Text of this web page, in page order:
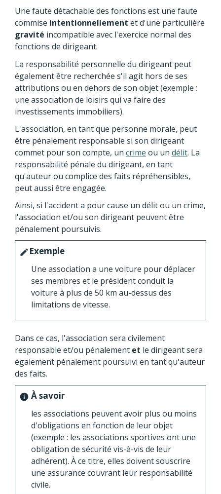
Une faute détachable des fonctions est une faute
commise intentionnellement et d'une particulière
gravité incompatible avec l'exercice normal des
fonctions de dirigeant.
La responsabilité personnelle du dirigeant peut
également être recherchée s'il agit hors de ses
attributions ou en dehors de son objet (exemple :
une association de loisirs qui va faire des
investissements immobiliers).
L'association, en tant que personne morale, peut
être pénalement responsable si son dirigeant
commet pour son compte, un crime ou un délit. La
responsabilité pénale du dirigeant, en tant
qu'auteur ou complice des faits répréhensibles,
peut aussi être engagée.
Ainsi, si l'accident a pour cause un délit ou un crime,
l'association et/ou son dirigeant peuvent être
pénalement poursuivis.
edit Exemple
Une association a une voiture pour déplacer
ses membres et le président conduit la
voiture à plus de 50 km au-dessus des
limitations de vitesse.
Dans ce cas, l'association sera civilement
responsable et/ou pénalement et le dirigeant sera
également pénalement poursuivi en tant qu'auteur
des faits.
info À savoir
les associations peuvent avoir plus ou moins
d'obligations en fonction de leur objet
(exemple : les associations sportives ont une
obligation de sécurité vis-à-vis de leur
adhérent). À ce titre, elles doivent souscrire
une assurance couvrant leur responsabilité
civile.